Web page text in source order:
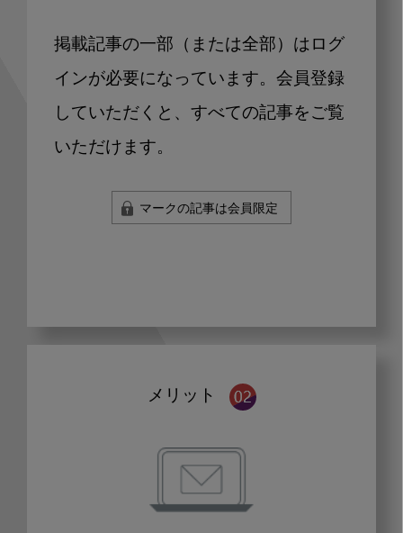
掲載記事の一部（または全部）はログ
インが必要になっています。会員登録
していただくと、すべての記事をご覧
いただけます。
マークの記事は会員限定
メリット